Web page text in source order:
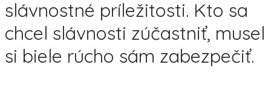
slávnostné príležitosti. Kto sa
chcel slávnosti zúčastniť, musel
si biele rúcho sám zabezpečiť.